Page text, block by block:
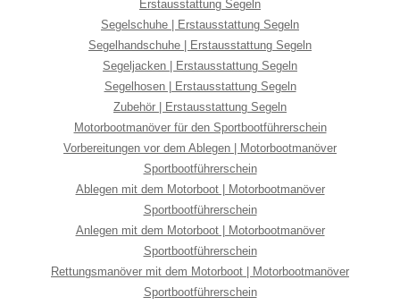
Erstausstattung Segeln
Segelschuhe | Erstausstattung Segeln
Segelhandschuhe | Erstausstattung Segeln
Segeljacken | Erstausstattung Segeln
Segelhosen | Erstausstattung Segeln
Zubehör | Erstausstattung Segeln
Motorbootmanöver für den Sportbootführerschein
Vorbereitungen vor dem Ablegen | Motorbootmanöver
Sportbootführerschein
Ablegen mit dem Motorboot | Motorbootmanöver
Sportbootführerschein
Anlegen mit dem Motorboot | Motorbootmanöver
Sportbootführerschein
Rettungsmanöver mit dem Motorboot | Motorbootmanöver
Sportbootführerschein